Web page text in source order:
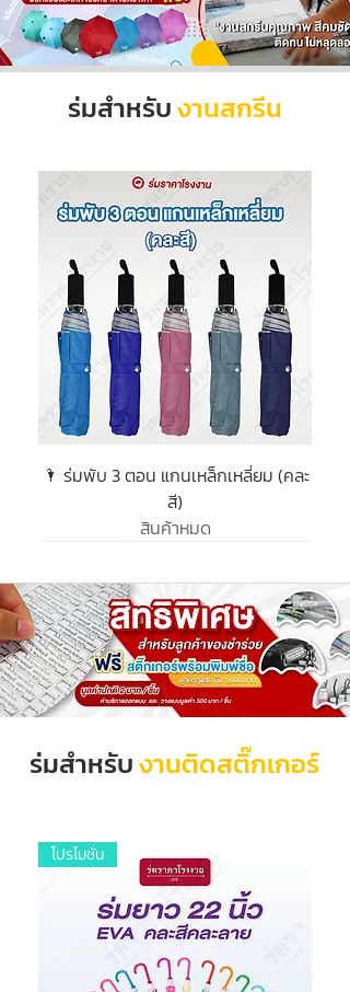
ร่มสำหรับงานสกรีน
🌂 ร่มพับ 3 ตอน แกนเหล็กเหลี่ยม (คละ
สี)
สินค้าหมด
🌂 ร่มพับ 3 ตอนสีพื้น ปลอกกระเป๋าหูหิ้ว
(คละสี)
ราคา
฿80.00
🌂 ร่มพับ 3 ตอน สีพื้น-ยูวีดำ ด้ามคลิป
(คละสี)
ราคา
฿199.00
🌂 ร่มพับ 3 ตอน สีพื้น-ยูวีดำ ด้ามคลิป
(แยกสี)
ราคา
฿199.00
🌂 ร่มพับ 3 ตอน ด้ามสี ปลอกหูหิ้วต่อยูวี
(คละสี)
ราคา
฿55.00
🌂 ร่มพับ 4 ตอน ทรงญี่ปุ่น (แยกสีได้)
ราคา
฿90.00
🌂 ร่มพับ 3 ตอน สีพื้น (แยกสี)
ราคา
฿80.00
🌂 ร่มยาว 24 นิ้ว ไม้เท้าจุกยางกันลื่น มี
ปลอก สีพื้น (แยกสีได้)
ราคา
฿95.00
🌂 ร่มยาว 24 นิ้ว ไม้เท้าจุกยางกันลื่น สี
พื้น (แยกสีได้)
ราคาปกติ
฿120.00ราคาขายลด
฿85.00
🌂ร่มยาว 28 นิ้วด้ามโฟม ปุ่มกด - ออโต้
เปิด แยกสี
ราคา
฿230.00
🌂 ร่มพับ 2 ตอน คละสี
สินค้าหมด
🌂 ร่มยาว 19 นิ้ว คละสี
สินค้าหมด
🌂 ร่มพับ 2 ตอน คละสี 9 สี
ราคาปกติ
฿75.00ราคาขายลด
฿65.00
🌂ร่มยาว 22 นิ้ว สีพื้น คละสี
ราคา
฿65.00
🌂ร่มเด็ก 16 นิ้ว สีพื้น คละสี
ราคา
฿45.00
🌂ร่มพับ 2 ตอน สีพื้น ผ้าร่มPG UV
ราคา
฿65.00
🌂 ร่มพับ 3 ตอน ทรงปากกา ปลอก
ตาข่าย คละสี
ราคา
฿135.00
🌂 ร่มพับ 3 ตอน ออโต้เปิด-ปิดสีพระ
ราคา
฿160.00
🌂ร่มพับ 2 ตอน สีพระ ด้ามพลาสติก
สินค้าหมด
🌂ร่มพับ 2 ตอน สีพระ ด้ามงอสีพระ
ราคา
฿55.00
🌂ร่มพับ 2 ตอน สีพื้น สีน้ำตาล
สินค้าหมด
🌂ร่มพับ 2 ตอน สีพื้น คละสี 12 สี
ราคา
฿65.00
🌂ร่มพับ 2 ตอน ด้ามพลาสติก สีส้มอ่อน
ราคา
฿65.00
🌂ร่มพับ 2 ตอน ปลอกสปันบอล ด้าม
พลาสติก
ราคา
฿70.00
🌂ร่มพับ 2 ตอน ด้ามพลาสติก ปลอก
หูรูด สีส้มอ่อน
ราคา
฿65.00
ร่มสำหรับงานติดสติ๊กเกอร์
โปรโมชั่น